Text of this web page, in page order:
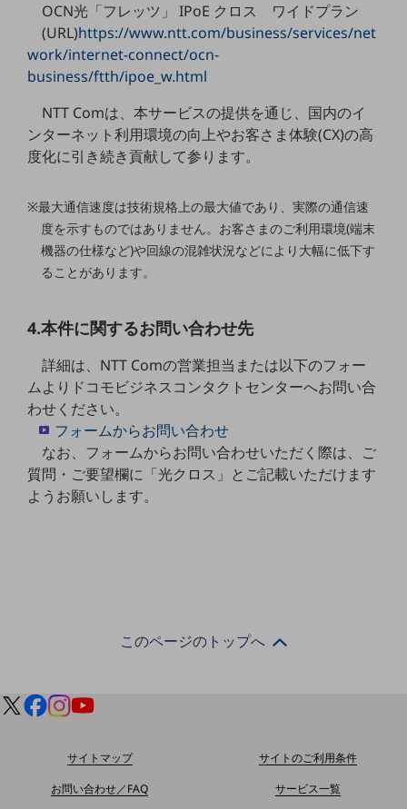
データ利活用
運用管理
災害対策・BCP
課題・ニーズで探す
課題・ニーズで探すTOP
コミュニケーション・情報共有
災害対策
職場環境整備
地域共創・地方創生
セキュリティ対策
業種・業態で探すTOP
一次産業
OCN光「フレッツ」 IPoE クロス ワイドプラン
(URL)https://www.ntt.com/business/services/net
work/internet-connect/ocn-
business/ftth/ipoe_w.html
NTT Comは、本サービスの提供を通じ、国内のイ
ンターネット利用環境の向上やお客さま体験(CX)の高
度化に引き続き貢献して参ります。
※最大通信速度は技術規格上の最大値であり、実際の通信速
度を示すものではありません。お客さまのご利用環境(端末
機器の仕様など)や回線の混雑状況などにより大幅に低下す
ることがあります。
4.本件に関するお問い合わせ先
詳細は、NTT Comの営業担当または以下のフォー
ムよりドコモビジネスコンタクトセンターへお問い合
わせください。
フォームからお問い合わせ
なお、フォームからお問い合わせいただく際は、ご
質問・ご要望欄に「光クロス」とご記載いただけます
ようお願いします。
このページのトップへ
サイトマップ
サイトのご利用条件
お問い合わせ／FAQ
サービス一覧